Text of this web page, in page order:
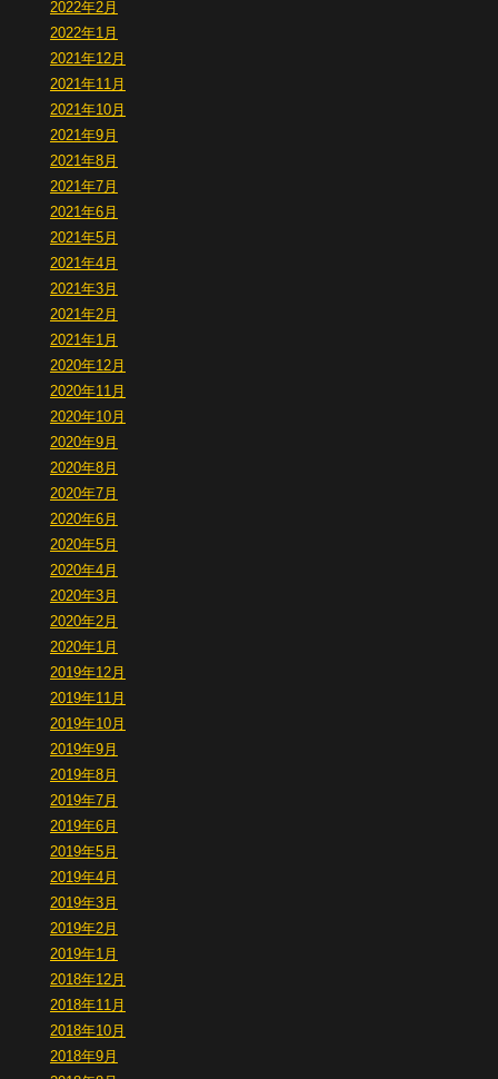
2022年2月
2022年1月
2021年12月
2021年11月
2021年10月
2021年9月
2021年8月
2021年7月
2021年6月
2021年5月
2021年4月
2021年3月
2021年2月
2021年1月
2020年12月
2020年11月
2020年10月
2020年9月
2020年8月
2020年7月
2020年6月
2020年5月
2020年4月
2020年3月
2020年2月
2020年1月
2019年12月
2019年11月
2019年10月
2019年9月
2019年8月
2019年7月
2019年6月
2019年5月
2019年4月
2019年3月
2019年2月
2019年1月
2018年12月
2018年11月
2018年10月
2018年9月